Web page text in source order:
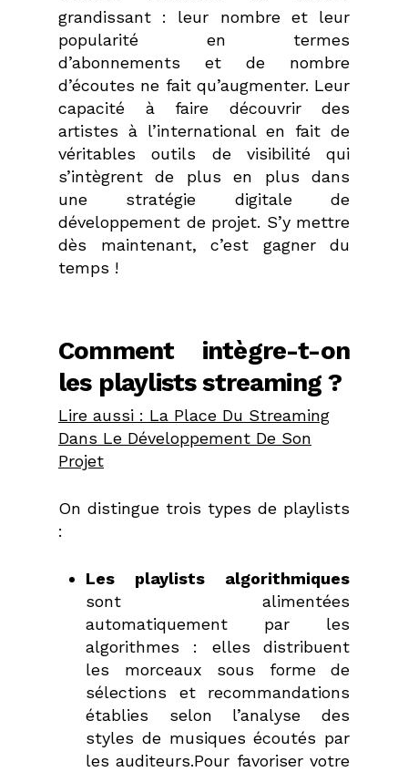
grandissant : leur nombre et leur
popularité en termes
d’abonnements et de nombre
d’écoutes ne fait qu’augmenter. Leur
capacité à faire découvrir des
artistes à l’international en fait de
véritables outils de visibilité qui
s’intègrent de plus en plus dans
une stratégie digitale de
développement de projet. S’y mettre
dès maintenant, c’est gagner du
temps !
Comment intègre-t-on
les playlists streaming ?
Lire aussi : La Place Du Streaming
Dans Le Développement De Son
Projet
On distingue trois types de playlists
:
Les playlists algorithmiques
sont alimentées
automatiquement par les
algorithmes : elles
distribuent
les morceaux sous forme de
sélections et recommandations
établies selon l’analyse des
styles de musiques écoutés par
les auditeurs.Pour favoriser votre